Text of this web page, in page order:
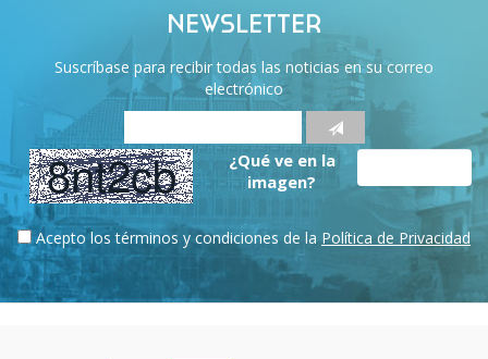
NEWSLETTER
Suscríbase para recibir todas las noticias en su correo
electrónico
¿Qué ve en la
imagen?
Acepto los términos y condiciones de la Política de Privacidad